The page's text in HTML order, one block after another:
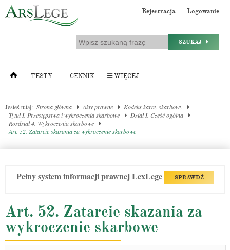
Rejestracja Logowanie
SZUKAJ
TESTY CENNIK WIĘCEJ
Jesteś tutaj: Strona główna Akty prawne
Kodeks karny skarbowy
Tytuł I. Przestępstwa i wykroczenia skarbowe
Dział I. Część ogólna
Rozdział 4. Wykroczenia skarbowe
Art. 52. Zatarcie skazania za wykroczenie skarbowe
Pełny system informacji prawnej LexLege SPRAWDŹ
Art. 52. Zatarcie skazania za
wykroczenie skarbowe